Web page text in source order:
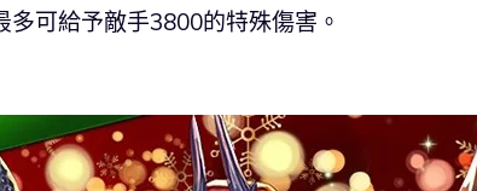
可給予敵手3800的特殊傷害。